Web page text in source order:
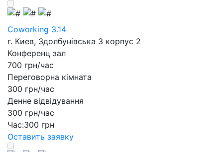
Coworking 3.14
г. Киев, Здолбунівська 3 корпус 2
Конференц зал
700 грн/час
Переговорна кімната
300 грн/час
Денне відвідування
300 грн/час
Час:300 грн
Оставить заявку